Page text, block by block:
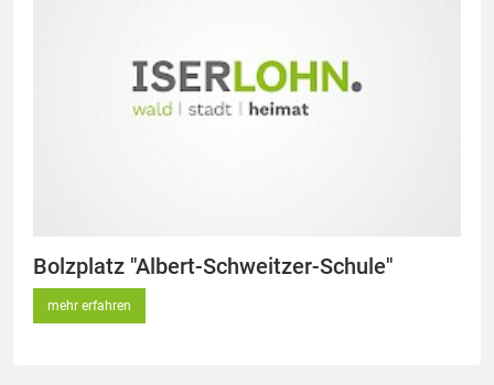
Bolzplatz "Albert-Schweitzer-Schule"
mehr erfahren